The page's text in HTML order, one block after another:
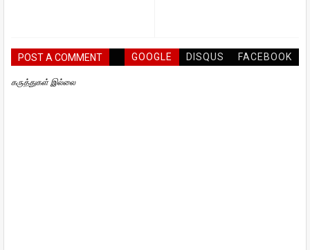
POST A COMMENT GOOGLE DISQUS FACEBOOK
கருத்துகள் இல்லை